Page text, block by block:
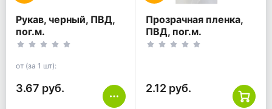
Рукав, черный, ПВД,
пог.м.
от (за 1 шт):
3.67 руб.
Прозрачная пленка,
ПВД, пог.м.
2.12 руб.